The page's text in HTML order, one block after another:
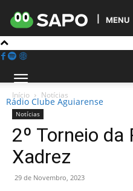
MENU
Rádio Clube Aguiarense
Início Notícias
Notícias
2º Torneio da
Xadrez
29 de Novembro, 2023